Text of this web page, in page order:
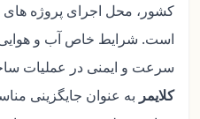
کشور، محل اجرای پروژه
است. شرایط خاص آب و هوایی،
سرعت و ایمنی در عملیات
کلایمر به عنوان جایگزینی